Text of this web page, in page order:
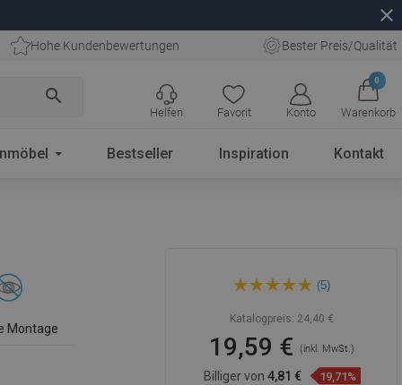
close
Hohe Kundenbewertungen Bester Preis/Qualität
search
Favorit Konto
0
Warenkorb
Helfen
Bestseller Inspiration Kontakt
Montage
Mexen Seifenspender, Chrom
- 70622-00
(5)
Katalogpreis: 24,40 €
19,59 € (inkl. MwSt.)
Billiger von 4,81 € 19,71%